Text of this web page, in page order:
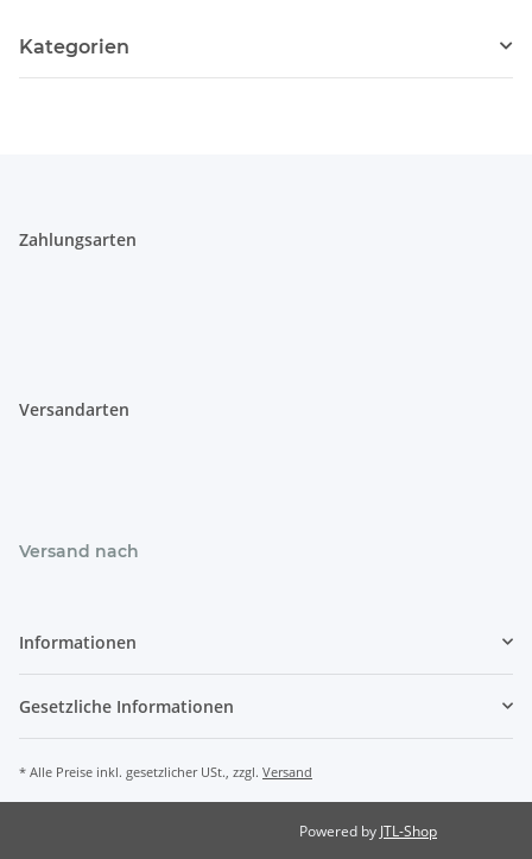
Kategorien
Zahlungsarten
Versandarten
Versand nach
Informationen
Gesetzliche Informationen
* Alle Preise inkl. gesetzlicher USt., zzgl. Versand
Powered by JTL-Shop